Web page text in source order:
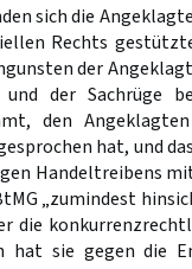
sich die
Rechts
der
und der Sachrüge
den
hat, und
Handeltreibens
„zumindest
die
hat sie gegen die